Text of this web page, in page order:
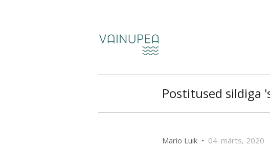
Postitused sildiga
Mario Luik • 04. märts, 2020